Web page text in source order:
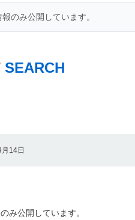
のみ公開しています。
SEARCH
14日
み公開しています。